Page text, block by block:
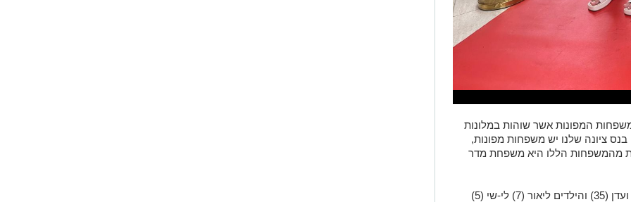
המפונות אשר שוהות במלונות
ציונה שלנו יש משפחות מפונות,
מהמשפחות הללו היא משפחת מדר
משפחת מדר מורכבת מההורים קורל (31) ועדן (35) והילדים ליאור (7) לי-שי (5)